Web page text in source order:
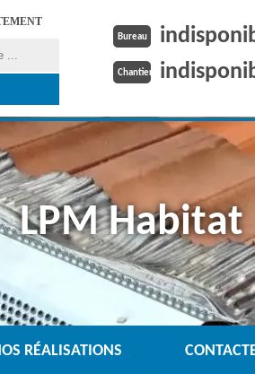
Bureau
Chantier
LPM Habitat
RÉALISATIONS